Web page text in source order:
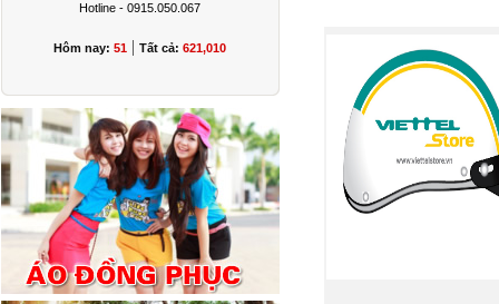
Hotline - 0915.050.067
Hôm nay: 51 | Tất cả: 621,010